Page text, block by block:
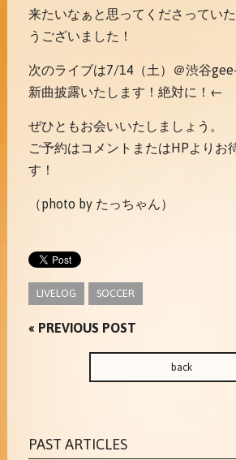
来たいなぁと思ってくださってい
うございました！
次のライブは7/14（土）＠渋谷gee-
新曲披露いたします！絶対に！←
ぜひともお会いいたしましょう。
ご予約はコメントまたはHPよりお
す！
（photo by たっちゃん）
LIVELOG SOCCER
« PREVIOUS POST
back
PAST ARTICLES